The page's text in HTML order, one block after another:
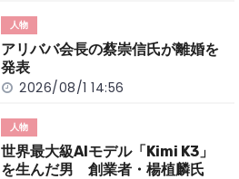
人物
アリババ会長の蔡崇信氏が離婚を
発表
2026/08/1 14:56
人物
世界最大級AIモデル「Kimi K3」
を生んだ男 創業者・楊植麟氏